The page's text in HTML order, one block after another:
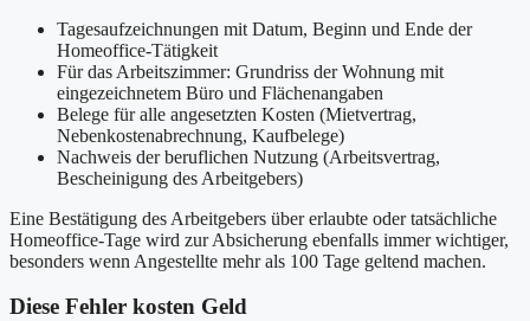
Tagesaufzeichnungen mit Datum, Beginn und Ende der
Homeoffice-Tätigkeit
Für das Arbeitszimmer: Grundriss der Wohnung mit
eingezeichnetem Büro und Flächenangaben
Belege für alle angesetzten Kosten (Mietvertrag,
Nebenkostenabrechnung, Kaufbelege)
Nachweis der beruflichen Nutzung (Arbeitsvertrag,
Bescheinigung des Arbeitgebers)
Eine Bestätigung des Arbeitgebers über erlaubte oder tatsächliche
Homeoffice-Tage wird zur Absicherung ebenfalls immer wichtiger,
besonders wenn Angestellte mehr als 100 Tage geltend machen.
Diese Fehler kosten Geld